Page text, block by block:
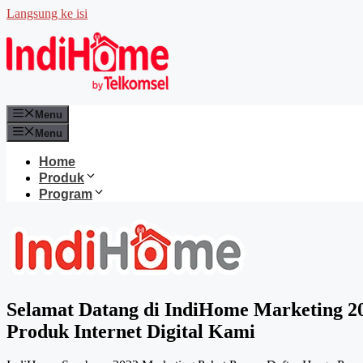
Langsung ke isi
Menu
Menu
Home
Produk
Program
Selamat Datang di IndiHome Marketing
Produk Internet Digital Kami